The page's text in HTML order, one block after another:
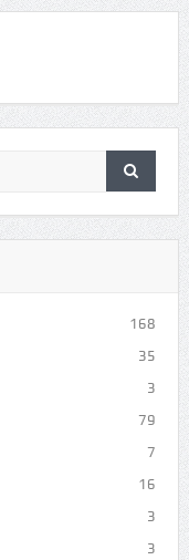
168
35
3
79
7
16
3
3